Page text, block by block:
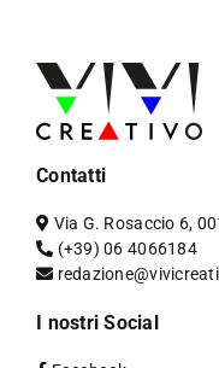
Contatti
Via G. Rosaccio 6,
(+39) 06 4066184
I nostri Social